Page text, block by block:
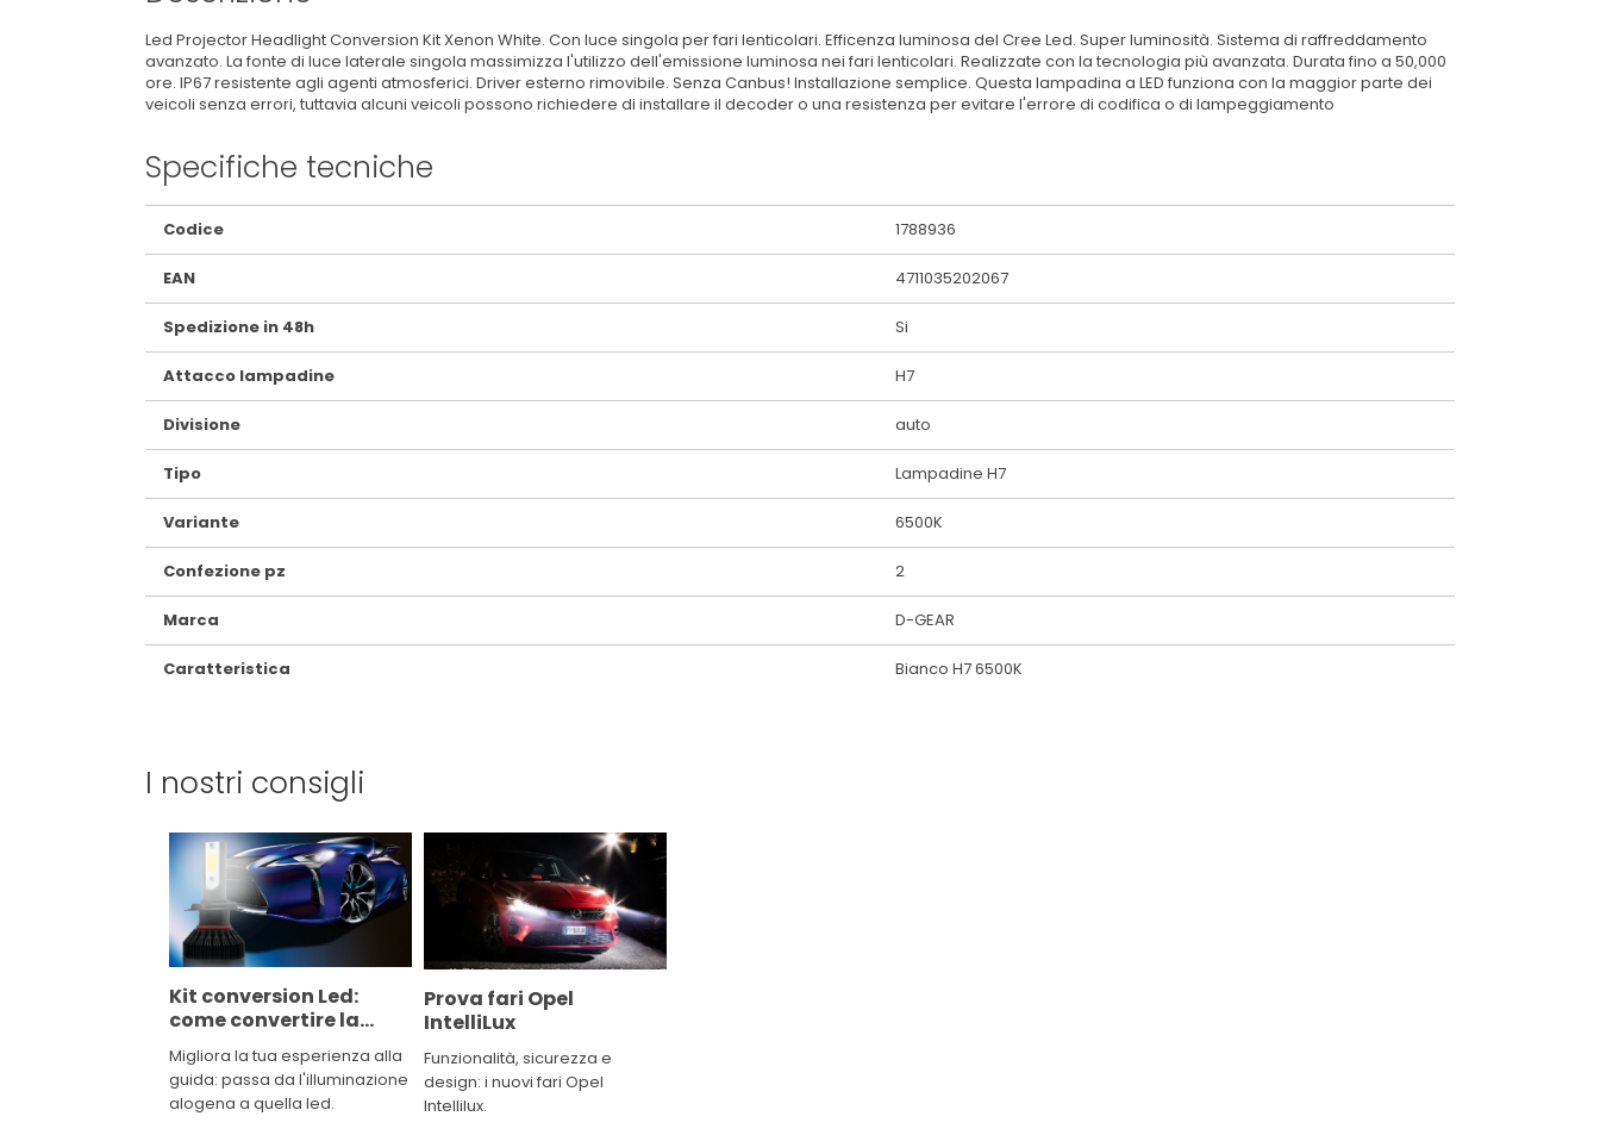
Led Projector Headlight Conversion Kit Xenon White. Con luce singola per fari lenticolari. Efficenza luminosa del Cree Led. Super luminosità. Sistema di raffreddamento
avanzato. La fonte di luce laterale singola massimizza l'utilizzo dell'emissione luminosa nei fari lenticolari. Realizzate con la tecnologia più avanzata. Durata fino a 50,000
ore. IP67 resistente agli agenti atmosferici. Driver esterno rimovibile. Senza Canbus! Installazione semplice. Questa lampadina a LED funziona con la maggior parte dei
veicoli senza errori, tuttavia alcuni veicoli possono richiedere di installare il decoder o una resistenza per evitare l'errore di codifica o di lampeggiamento
Specifiche tecniche
Maggiori
Informazioni
Codice 1788936
EAN 4711035202067
Spedizione in 48h Si
Attacco lampadine H7
Divisione auto
Tipo Lampadine H7
Variante 6500K
Confezione pz 2
Marca D-GEAR
Caratteristica Bianco H7 6500K
I nostri consigli
Kit conversion Led:
come convertire la
lampada alogena della
tua auto a LED
Migliora la tua esperienza alla
guida: passa da l'illuminazione
alogena a quella led.
Prova fari Opel
IntelliLux
Funzionalità, sicurezza e
design: i nuovi fari Opel
Intellilux.